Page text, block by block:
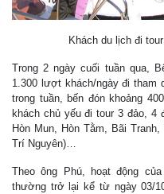
Khách du lịch đi
Trong 2 ngày cuối tuần qua,
1.300 lượt khách/ngày đi tham
trong tuần, bến đón khoảng
khách chủ yếu đi tour 3 đảo, 4
Hòn Mun, Hòn Tằm, Bãi
Trí Nguyên)…
Theo ông Phú, hoạt động
thường trở lại kể từ ngày 03/